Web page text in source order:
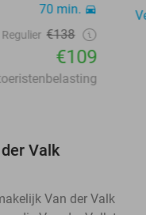
70 min.
Regulier €138
€109
Valk
Van der Valk